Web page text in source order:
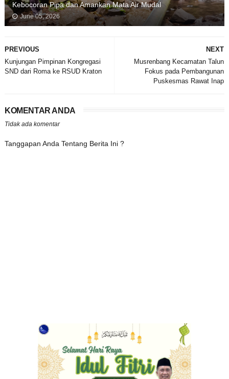
Kebocoran Pipa dan Amankan Mata Air Mudal
June 05, 2026
NEXT
Musrenbang Kecamatan Talun
Fokus pada Pembangunan
Puskesmas Rawat Inap
PREVIOUS
Kunjungan Pimpinan Kongregasi
SND dari Roma ke RSUD Kraton
KOMENTAR ANDA
Tidak ada komentar
Tanggapan Anda Tentang Berita Ini ?